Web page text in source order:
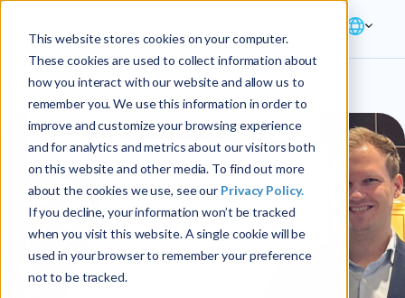
This website stores cookies on your computer.
These cookies are used to collect information about
how you interact with our website and allow us to
remember you. We use this information in order to
improve and customize your browsing experience
and for analytics and metrics about our visitors both
on this website and other media. To find out more
about the cookies we use, see our Privacy Policy.
If you decline, your information won’t be tracked
when you visit this website. A single cookie will be
used in your browser to remember your preference
not to be tracked.